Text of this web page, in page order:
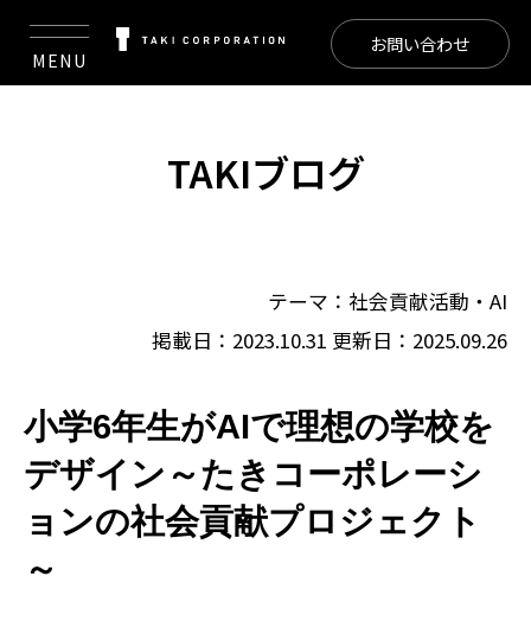
MENU
お問い合わせ
TAKIブログ
テーマ： 社会貢献活動 ・ AI
掲載日：2023.10.31 更新日：2025.09.26
小学6年生がAIで理想の学校を
デザイン～たきコーポレーシ
ョンの社会貢献プロジェクト
～